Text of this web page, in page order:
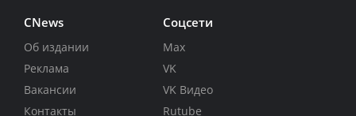
CNews
Об издании
Реклама
Вакансии
Контакты
Соцсети
Max
VK
VK Видео
Rutube